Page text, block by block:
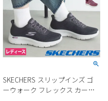
SKECHERS スリップインズ ゴ
ーウォーク フレックス カーラ